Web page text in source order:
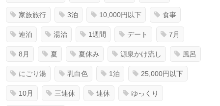
家族旅行 3泊 10,000円以下 食事
連泊 湯治 1週間 デート 7月
8月 夏 夏休み 源泉かけ流し 風呂
にごり湯 乳白色 1泊 25,000円以下
10月 三連休 連休 ゆっくり